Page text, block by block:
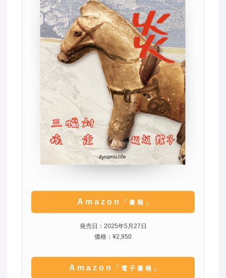
Amazon 「書籍」
発売日：2025年5月27日
価格：¥2,950
Amazon 「電子書籍」